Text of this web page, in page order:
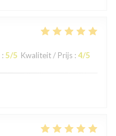
: 5/5 Kwaliteit / Prijs : 4/5